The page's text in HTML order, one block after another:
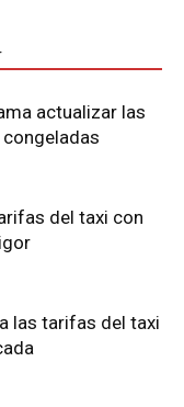
actualizar las
del taxi con
las tarifas del taxi